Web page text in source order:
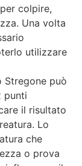
colpire,
Una volta
utilizzare
Stregone può
punti
il risultato
Lo
che
o prova